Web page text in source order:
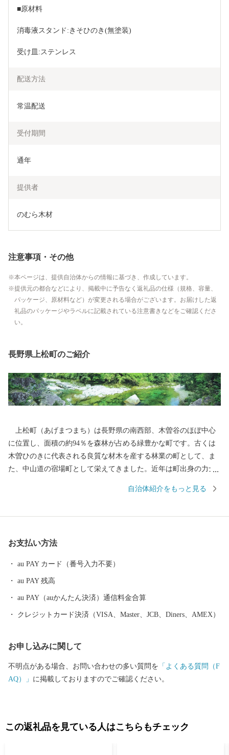
■原材料
消毒液スタンド:きそひのき(無塗装)
受け皿:ステンレス
配送方法
常温配送
受付期間
通年
提供者
のむら木材
注意事項・その他
本ページは、提供自治体からの情報に基づき、作成しています。
提供元の都合などにより、掲載中に予告なく返礼品の仕様（規格、容量、
パッケージ、原材料など）が変更される場合がございます。お届けした返
礼品のパッケージやラベルに記載されている注意書きなどをご確認くださ
い。
長野県上松町のご紹介
上松町（あげまつまち）は長野県の南西部、木曽谷のほぼ中心
に位置し、面積の約94％を森林が占める緑豊かな町です。古くは
木曽ひのきに代表される良質な材木を産する林業の町として、ま
た、中山道の宿場町として栄えてきました。近年は町出身の力士
賞を授与されるなど、新たな盛り上がりを見せています。 町内
くの観光客でにぎわいます。また、かつて木材搬出に使われ、最
きをはじめとする材木が有名ですが、最近は健康志向の高まりか
ら、町内で栽培される「えごま」を加工したえごま油が注目を集
めています。また、町内各所に複数の木工作家が工房を構えてお
がいます。
自治体紹介をもっと見る
お支払い方法
au PAY カード（番号入力不要）
au PAY 残高
au PAY（auかんたん決済）通信料金合算
クレジットカード決済（VISA、Master、JCB、Diners、AMEX）
お申し込みに関して
不明点がある場合、お問い合わせの多い質問を 「よくある質問（F
AQ）」 に掲載しておりますのでご確認ください。
この返礼品を見ている人はこちらもチェック